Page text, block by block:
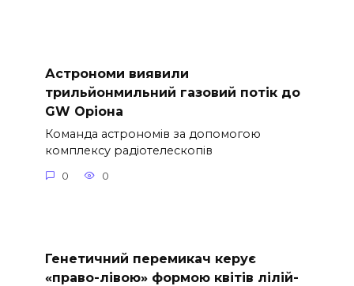
Астрономи виявили
трильйонмильний газовий потік до
GW Оріона
Команда астрономів за допомогою
комплексу радіотелескопів
0 0
Генетичний перемикач керує
«право-лівою» формою квітів лілій-